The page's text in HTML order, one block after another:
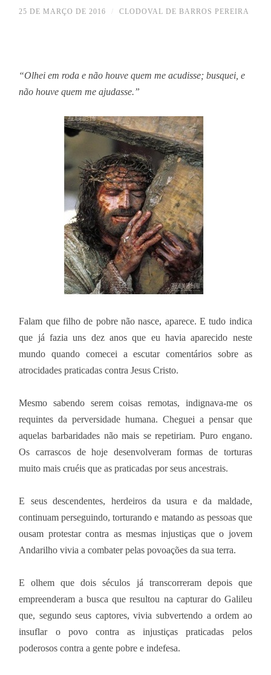
25 DE MARÇO DE 2016 CLODOVAL DE BARROS PEREIRA
“Olhei em roda e não houve quem me acudisse; busquei, e
não houve quem me ajudasse.”
Falam que filho de pobre não nasce, aparece. E tudo indica
que já fazia uns dez anos que eu havia aparecido neste
mundo quando comecei a escutar comentários sobre as
atrocidades praticadas contra Jesus Cristo.
Mesmo sabendo serem coisas remotas, indignava-me os
requintes da perversidade humana. Cheguei a pensar que
aquelas barbaridades não mais se repetiriam. Puro engano.
Os carrascos de hoje desenvolveram formas de torturas
muito mais cruéis que as praticadas por seus ancestrais.
E seus descendentes, herdeiros da usura e da maldade,
continuam perseguindo, torturando e matando as pessoas que
ousam protestar contra as mesmas injustiças que o jovem
Andarilho vivia a combater pelas povoações da sua terra.
E olhem que dois séculos já transcorreram depois que
empreenderam a busca que resultou na capturar do Galileu
que, segundo seus captores, vivia subvertendo a ordem ao
insuflar o povo contra as injustiças praticadas pelos
poderosos contra a gente pobre e indefesa.